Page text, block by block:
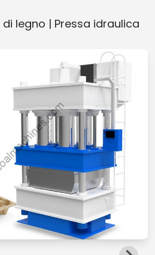
legno | Pressa idraulica